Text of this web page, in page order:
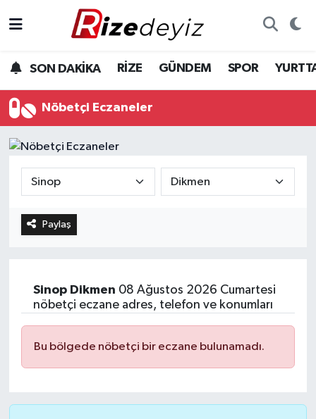
SON DAKİKA RİZE GÜNDEM SPOR
Nöbetçi Eczaneler
Paylaş
Sinop Dikmen 08 Ağustos 2026 Cumartesi
nöbetçi eczane adres, telefon ve konumları
Bu bölgede nöbetçi bir eczane bulunamadı.
Gündem
Yurttan Haberler
Teknoloji
Sağlık
Rize Hava Durumu
Rize Trafik Yoğunluk Haritası
Tüm Manşetler
Son Dakika Haberleri